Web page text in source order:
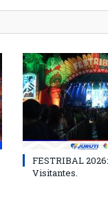
FESTRIBAL
Visitantes.